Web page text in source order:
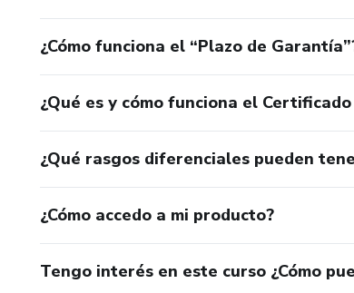
¿Cómo funciona el “Plazo de
¿Qué es y cómo funciona el
¿Qué rasgos diferenciales pueden
¿Cómo accedo a mi producto?
Tengo interés en este curso ¿Cómo